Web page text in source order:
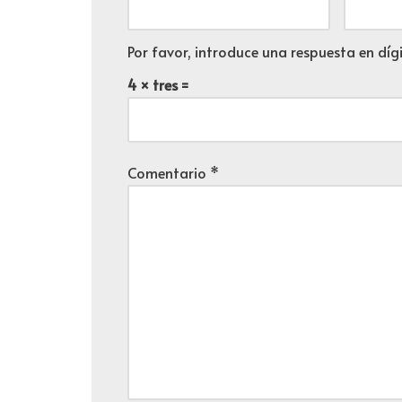
Por favor, introduce una respuesta en
4 × tres =
Comentario *